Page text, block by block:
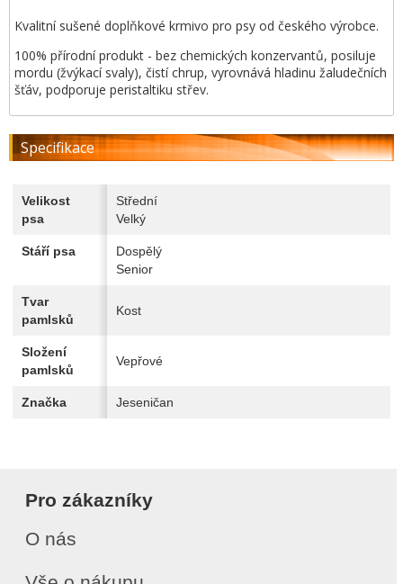
Kvalitní sušené doplňkové krmivo pro psy od českého výrobce.
100% přírodní produkt - bez chemických konzervantů, posiluje
mordu (žvýkací svaly), čistí chrup, vyrovnává hladinu žaludečních
šťáv, podporuje peristaltiku střev.
Specifikace
Velikost
psa
Střední
Velký
Stáří psa
Dospělý
Senior
Tvar
pamlsků
Kost
Složení
pamlsků
Vepřové
Značka Jeseničan
Pro zákazníky
O nás